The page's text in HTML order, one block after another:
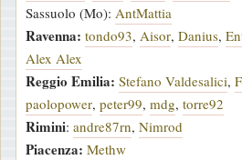
Sassuolo (Mo): AntMattia
Ravenna: tondo93, Aisor, Danius,
Alex Alex
Reggio Emilia: Stefano Valdesalici,
paolopower, peter99, mdg, torre92
Rimini: andre87rn, Nimrod
Piacenza: Methw